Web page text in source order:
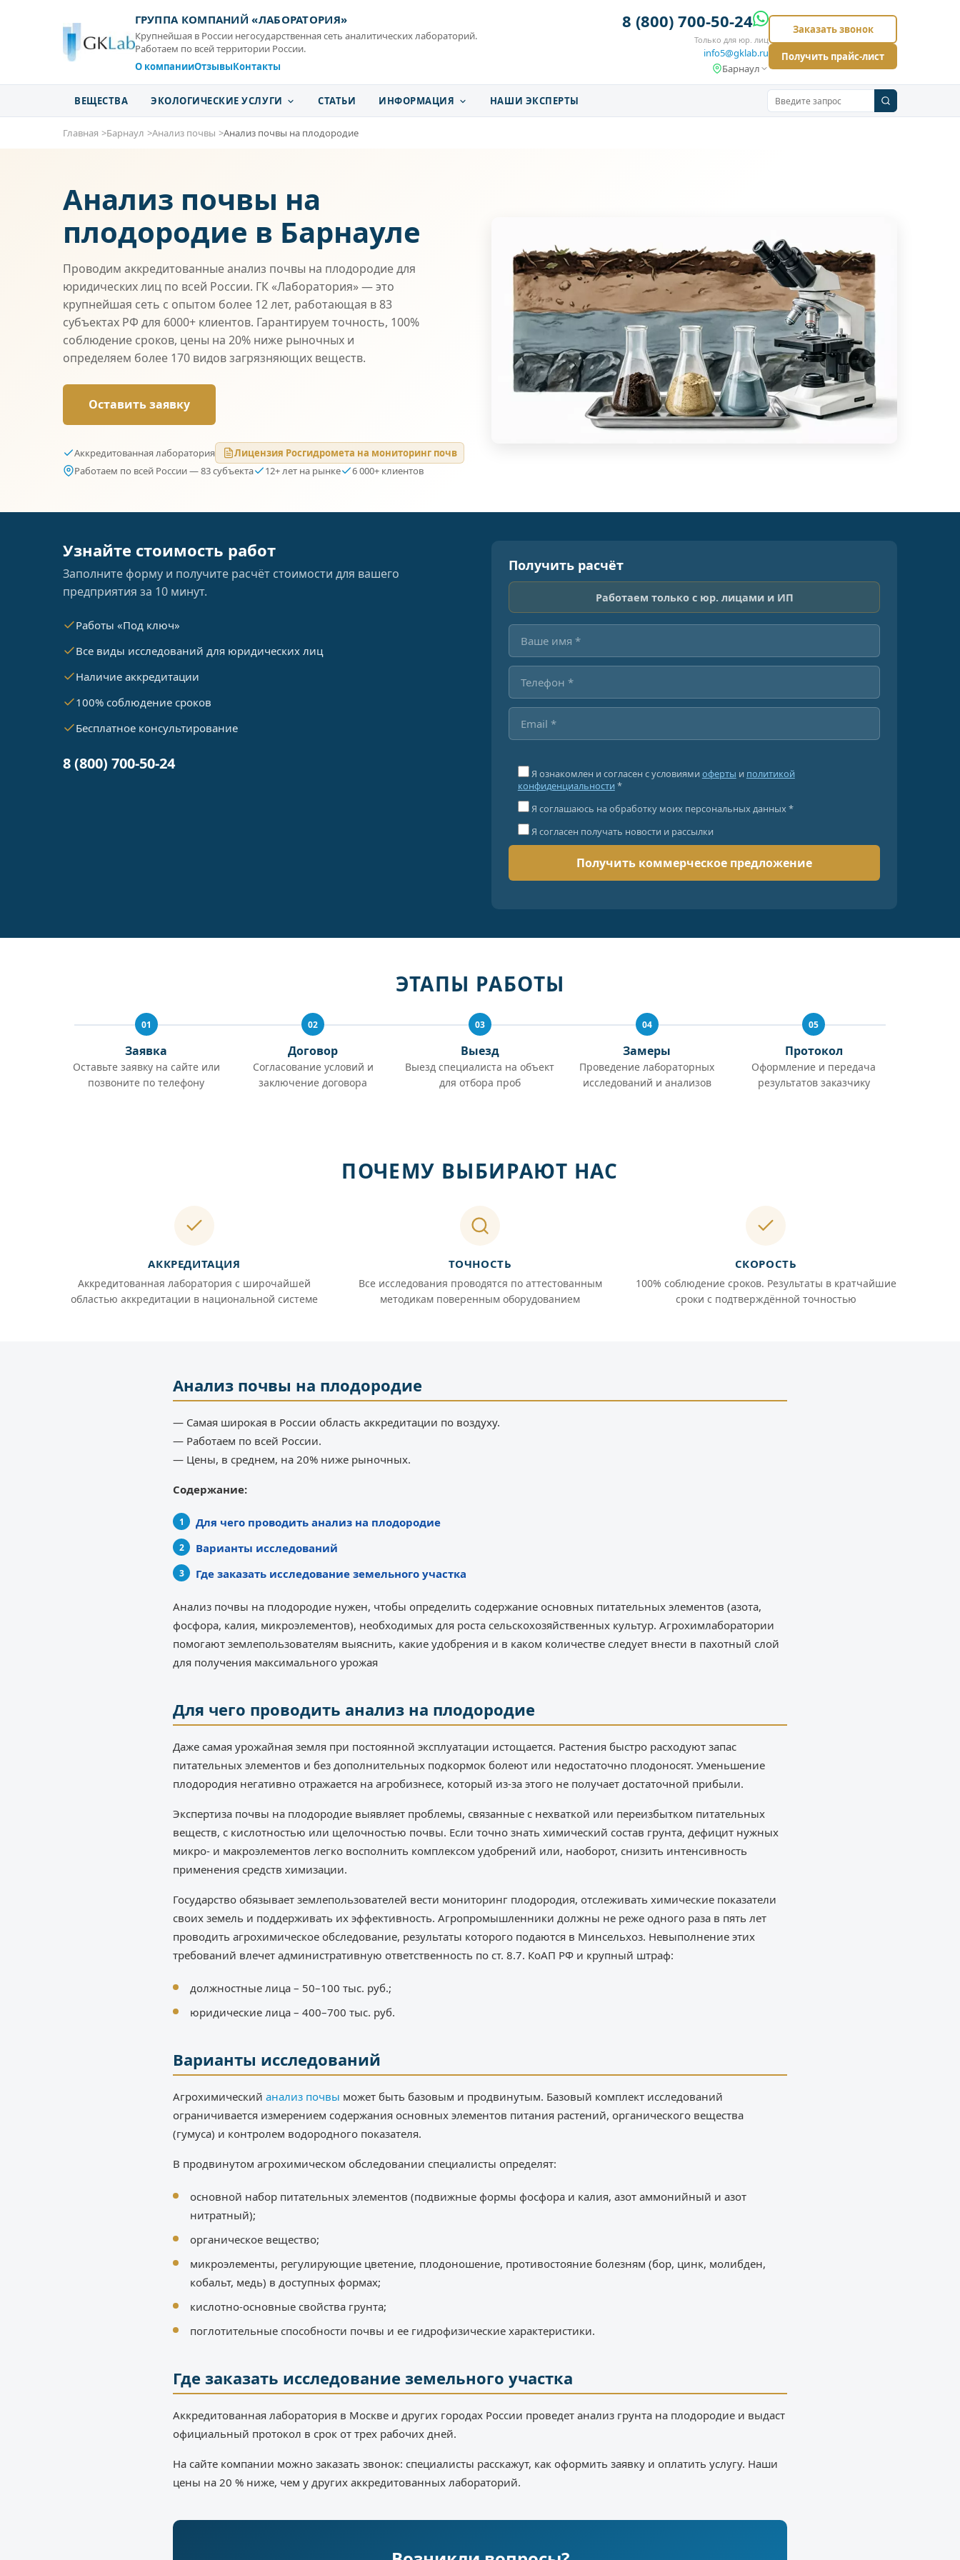
ГРУППА КОМПАНИЙ «ЛАБОРАТОРИЯ»
Крупнейшая в России негосударственная сеть аналитических лабораторий.
Работаем по всей территории России.
О компанииОтзывыКонтакты
8 (800) 700-50-24
Только для юр. лиц
info5@gklab.ru
Барнаул
Заказать звонок
Получить прайс-лист
ВЕЩЕСТВА ЭКОЛОГИЧЕСКИЕ УСЛУГИ СТАТЬИ ИНФОРМАЦИЯ НАШИ ЭКСПЕРТЫ
Главная Барнаул Анализ почвы Анализ почвы на плодородие
Анализ почвы на
плодородие в Барнауле
Проводим аккредитованные анализ почвы на плодородие для
юридических лиц по всей России. ГК «Лаборатория» — это
крупнейшая сеть с опытом более 12 лет, работающая в 83
субъектах РФ для 6000+ клиентов. Гарантируем точность, 100%
соблюдение сроков, цены на 20% ниже рыночных и
определяем более 170 видов загрязняющих веществ.
Оставить заявку
Аккредитованная лаборатория
Лицензия Росгидромета на мониторинг почв
Работаем по всей России — 83 субъекта
12+ лет на рынке 6 000+ клиентов
Узнайте стоимость работ
Заполните форму и получите расчёт стоимости для вашего
предприятия за 10 минут.
Работы «Под ключ»
Все виды исследований для юридических лиц
Наличие аккредитации
100% соблюдение сроков
Бесплатное консультирование
8 (800) 700-50-24
Получить расчёт
Работаем только с юр. лицами и ИП
Я ознакомлен и согласен с условиями оферты и политикой
конфиденциальности *
Я соглашаюсь на обработку моих персональных данных *
Я согласен получать новости и рассылки
ЭТАПЫ РАБОТЫ
01
Заявка
Оставьте заявку на сайте или
позвоните по телефону
02
Договор
Согласование условий и
заключение договора
03
Выезд
Выезд специалиста на объект
для отбора проб
04
Замеры
Проведение лабораторных
исследований и анализов
05
Протокол
Оформление и передача
результатов заказчику
ПОЧЕМУ ВЫБИРАЮТ НАС
АККРЕДИТАЦИЯ
Аккредитованная лаборатория с широчайшей
областью аккредитации в национальной системе
ТОЧНОСТЬ
Все исследования проводятся по аттестованным
методикам поверенным оборудованием
СКОРОСТЬ
100% соблюдение сроков. Результаты в кратчайшие
сроки с подтверждённой точностью
Анализ почвы на плодородие
— Самая широкая в России область аккредитации по воздуху.
— Работаем по всей России.
— Цены, в среднем, на 20% ниже рыночных.
Содержание:
Для чего проводить анализ на плодородие
Варианты исследований
Где заказать исследование земельного участка
Анализ почвы на плодородие нужен, чтобы определить содержание основных питательных элементов (азота,
фосфора, калия, микроэлементов), необходимых для роста сельскохозяйственных культур. Агрохимлаборатории
помогают землепользователям выяснить, какие удобрения и в каком количестве следует внести в пахотный слой
для получения максимального урожая
Для чего проводить анализ на плодородие
Даже самая урожайная земля при постоянной эксплуатации истощается. Растения быстро расходуют запас
питательных элементов и без дополнительных подкормок болеют или недостаточно плодоносят. Уменьшение
плодородия негативно отражается на агробизнесе, который из-за этого не получает достаточной прибыли.
Экспертиза почвы на плодородие выявляет проблемы, связанные с нехваткой или переизбытком питательных
веществ, с кислотностью или щелочностью почвы. Если точно знать химический состав грунта, дефицит нужных
микро- и макроэлементов легко восполнить комплексом удобрений или, наоборот, снизить интенсивность
применения средств химизации.
Государство обязывает землепользователей вести мониторинг плодородия, отслеживать химические показатели
своих земель и поддерживать их эффективность. Агропромышленники должны не реже одного раза в пять лет
проводить агрохимическое обследование, результаты которого подаются в Минсельхоз. Невыполнение этих
требований влечет административную ответственность по ст. 8.7. КоАП РФ и крупный штраф:
должностные лица – 50–100 тыс. руб.;
юридические лица – 400–700 тыс. руб.
Варианты исследований
Агрохимический анализ почвы может быть базовым и продвинутым. Базовый комплект исследований
ограничивается измерением содержания основных элементов питания растений, органического вещества
(гумуса) и контролем водородного показателя.
В продвинутом агрохимическом обследовании специалисты определят:
основной набор питательных элементов (подвижные формы фосфора и калия, азот аммонийный и азот
нитратный);
органическое вещество;
микроэлементы, регулирующие цветение, плодоношение, противостояние болезням (бор, цинк, молибден,
кобальт, медь) в доступных формах;
кислотно-основные свойства грунта;
поглотительные способности почвы и ее гидрофизические характеристики.
Где заказать исследование земельного участка
Аккредитованная лаборатория в Москве и других городах России проведет анализ грунта на плодородие и выдаст
официальный протокол в срок от трех рабочих дней.
На сайте компании можно заказать звонок: специалисты расскажут, как оформить заявку и оплатить услугу. Наши
цены на 20 % ниже, чем у других аккредитованных лабораторий.